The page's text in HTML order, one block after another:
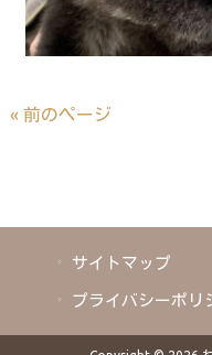
« 前のページ
サイトマップ
プライバシーポリ